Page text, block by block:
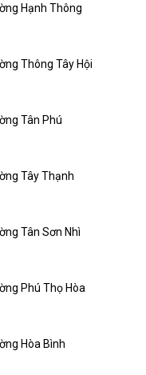
Hạnh Thông
Thông Tây Hội
Tân Phú
Tây Thạnh
Tân Sơn Nhì
Phú Thọ Hòa
Hòa Bình